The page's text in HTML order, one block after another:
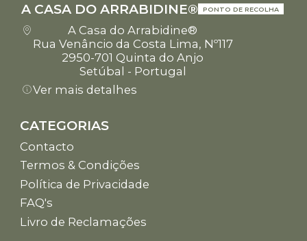
A CASA DO ARRABIDINE® PONTO DE RECOLHA
A Casa do Arrabidine®
Rua Venâncio da Costa Lima, Nº117
2950-701 Quinta do Anjo
Setúbal - Portugal
Ver mais detalhes
CATEGORIAS
Contacto
Termos & Condições
Política de Privacidade
FAQ's
Livro de Reclamações